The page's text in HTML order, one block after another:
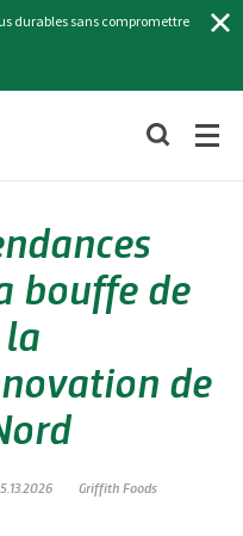
durables sans compromettre
bouffe de
de
5.13.2026 Griffith Foods